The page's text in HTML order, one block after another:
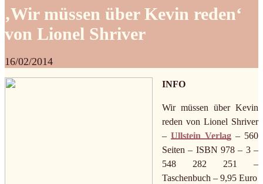
‚Wir müssen über Kevin reden‘
von Lionel Shriver
16/02/2014
INFO
Wir müssen über Kevin
reden von Lionel Shriver
– Ullstein Verlag – 560
Seiten – ISBN 978 – 3 –
548 282 251 –
Taschenbuch – 9,95 Euro